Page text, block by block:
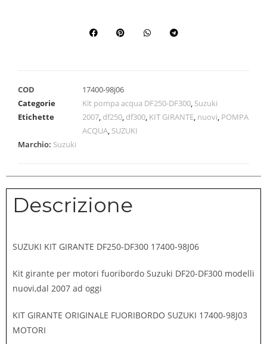
COD
17400-98j06
Categorie
Kit pompa acqua DF250-DF300, Suzuki
Etichette
2007, df250, df300, KIT GIRANTE, nuovi, POMPA
ACQUA, SUZUKI
Marchio: Suzuki
Descrizione
SUZUKI KIT GIRANTE DF250-DF300 17400-98J06
Kit girante per motori fuoribordo Suzuki DF20-DF300 modelli
nuovi,dal 2007 ad oggi
KIT GIRANTE ORIGINALE FUORIBORDO SUZUKI 17400-98J03
MOTORI